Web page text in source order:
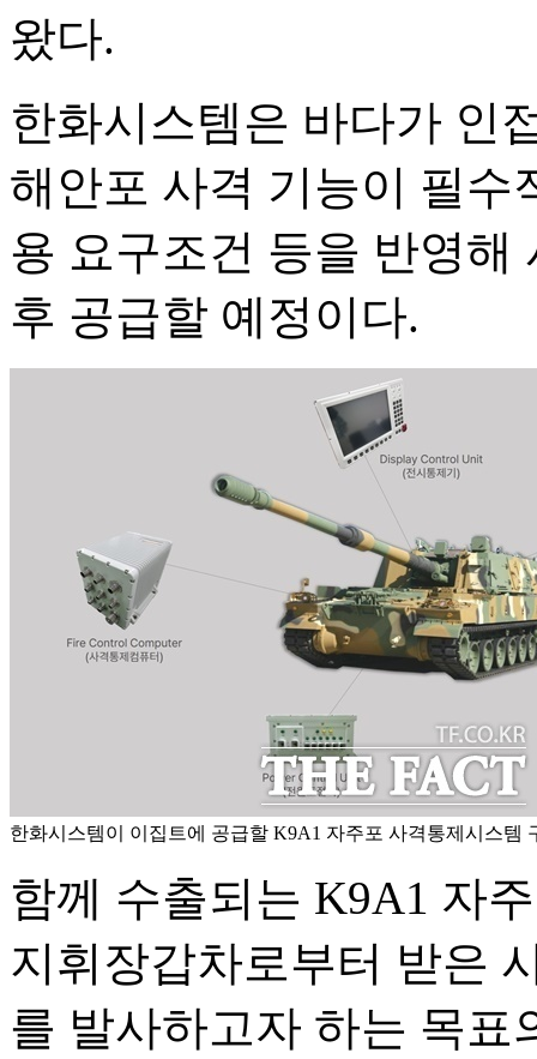
왔다.
한화시스템은 바다가 인
해안포 사격 기능이 필수
용 요구조건 등을 반영해
후 공급할 예정이다.
한화시스템이 이집트에 공급할 K9A1 자주포 사격통제시스템
함께 수출되는 K9A1 자
지휘장갑차로부터 받은
를 발사하고자 하는 목표